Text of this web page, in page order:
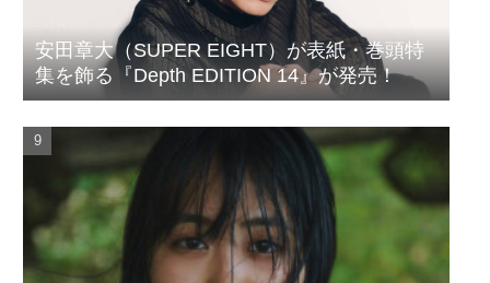
安田章大（SUPER EIGHT）が表紙・巻頭特
集を飾る『Depth EDITION 14』が発売！